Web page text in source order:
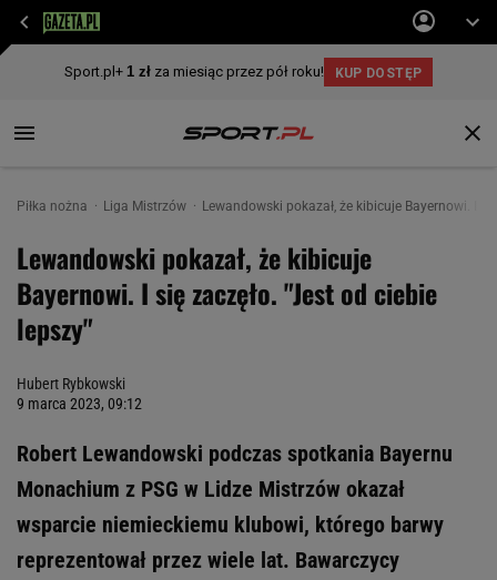
Piłka nożna Liga Mistrzów Lewandowski pokazał, że kibicuje Bayernowi. I
Lewandowski pokazał, że kibicuje
Bayernowi. I się zaczęło. "Jest od ciebie
lepszy"
Hubert Rybkowski
9 marca 2023, 09:12
Robert Lewandowski podczas spotkania Bayernu
Monachium z PSG w Lidze Mistrzów okazał
wsparcie niemieckiemu klubowi, którego barwy
reprezentował przez wiele lat. Bawarczycy